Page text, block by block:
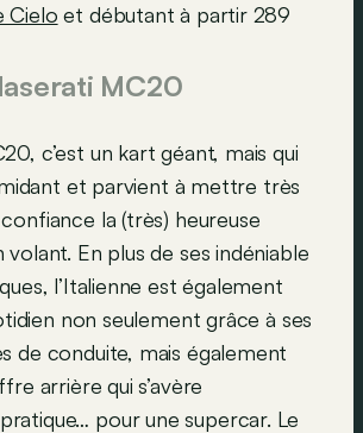
Cielo et débutant à partir 289
MC20
c’est un kart géant, mais qui
et parvient à mettre très
la (très) heureuse
En plus de ses indéniable
l’Italienne est également
non seulement grâce à ses
de conduite, mais également
arrière qui s’avère
pour une supercar. Le